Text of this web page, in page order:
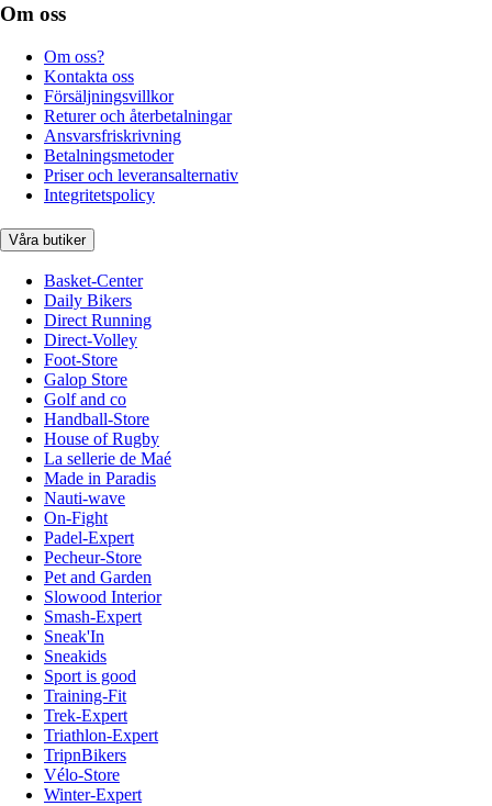
Om oss
Om oss?
Kontakta oss
Försäljningsvillkor
Returer och återbetalningar
Ansvarsfriskrivning
Betalningsmetoder
Priser och leveransalternativ
Integritetspolicy
Våra butiker
Basket-Center
Daily Bikers
Direct Running
Direct-Volley
Foot-Store
Galop Store
Golf and co
Handball-Store
House of Rugby
La sellerie de Maé
Made in Paradis
Nauti-wave
On-Fight
Padel-Expert
Pecheur-Store
Pet and Garden
Slowood Interior
Smash-Expert
Sneak'In
Sneakids
Sport is good
Training-Fit
Trek-Expert
Triathlon-Expert
TripnBikers
Vélo-Store
Winter-Expert